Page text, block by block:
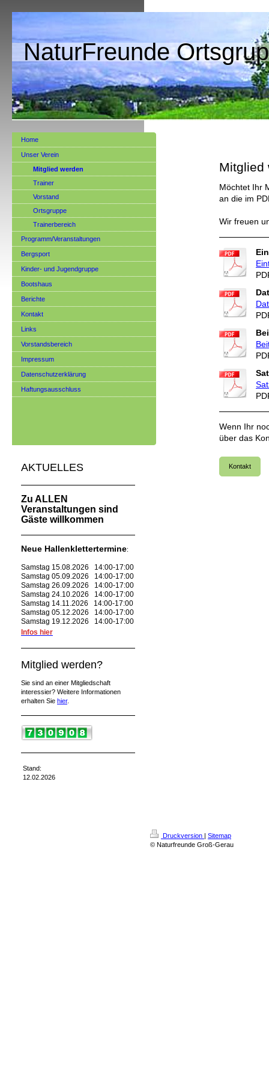
NaturFreunde
Mitglied
Möchtet Ihr
an die im
Wir freuen
Wenn Ihr
über das
Kontakt
Home
Unser Verein
Mitglied werden
Trainer
Vorstand
Ortsgruppe
Trainerbereich
Programm/Veranstaltungen
Bergsport
Kinder- und Jugendgruppe
Bootshaus
Berichte
Kontakt
Links
Vorstandsbereich
Impressum
Datenschutzerklärung
Haftungsausschluss
AKTUELLES
Zu ALLEN
Veranstaltungen sind
Gäste willkommen
Neue Hallenklettertermine:
Samstag 15.08.2026 14:00-17:00
Samstag 05.09.2026 14:00-17:00
Samstag 26.09.2026 14:00-17:00
Samstag 24.10.2026 14:00-17:00
Samstag 14.11.2026 14:00-17:00
Samstag 05.12.2026 14:00-17:00
Samstag 19.12.2026 14:00-17:00
Infos hier
Mitglied werden?
Sie sind an einer Mitgliedschaft
interessier? Weitere Informationen
erhalten Sie hier.
Stand:
12.02.2026
Druckversion | Sitemap
© Naturfreunde Groß-Gerau